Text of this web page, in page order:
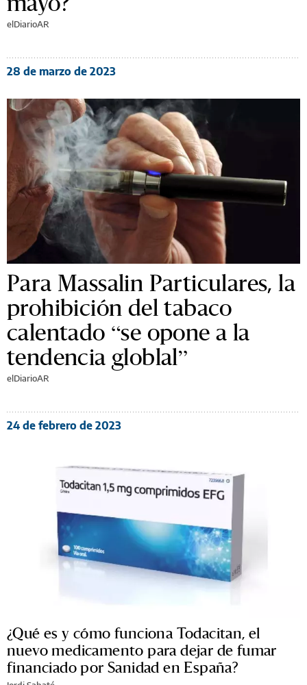
elDiarioAR
28 de marzo de 2023
Para Massalin Particulares, la
prohibición del tabaco
calentado “se opone a la
tendencia globlal”
elDiarioAR
24 de febrero de 2023
¿Qué es y cómo funciona Todacitan, el
nuevo medicamento para dejar de fumar
financiado por Sanidad en España?